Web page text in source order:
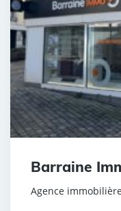
Barraine
Agence